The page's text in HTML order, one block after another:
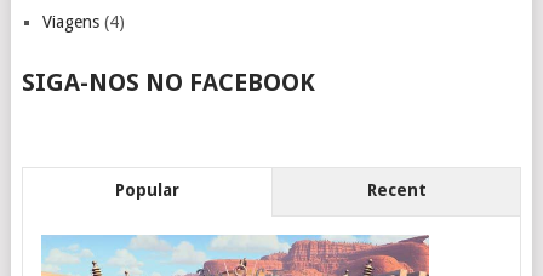
Viagens(4)
SIGA-NOS NO FACEBOOK
Popular Recent